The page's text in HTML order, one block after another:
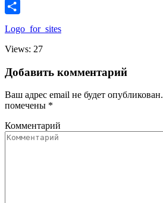
Email
Logo_for_sites
Views: 27
Добавить комментарий
Ваш адрес email не будет опубликован.
помечены *
Комментарий